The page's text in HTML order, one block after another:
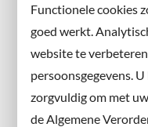
Functionele cookies
goed werkt.
website te
persoonsgegevens.
zorgvuldig om met
de Algemene
en volg ons ook op
Facebook
X
Instagram